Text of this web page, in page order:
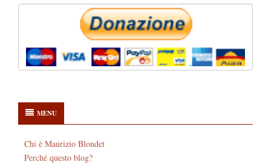
MENU
Chi è Maurizio Blondet
Perché questo blog?